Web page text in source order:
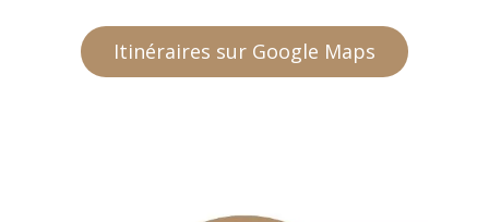
Itinéraires sur Google Maps